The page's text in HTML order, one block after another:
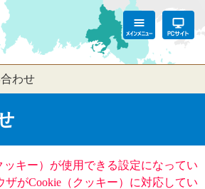
わせ
ッキー）が使用できる設定になってい
ザがCookie（クッキー）に対応してい